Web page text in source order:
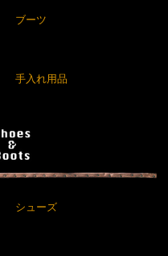
ブーツ
手入れ用品
シューズ